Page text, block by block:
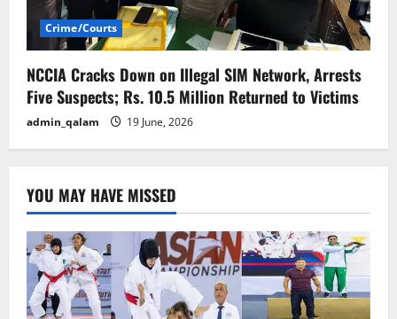
Crime/Courts
NCCIA Cracks Down on Illegal SIM Network, Arrests
Five Suspects; Rs. 10.5 Million Returned to Victims
admin_qalam 19 June, 2026
YOU MAY HAVE MISSED